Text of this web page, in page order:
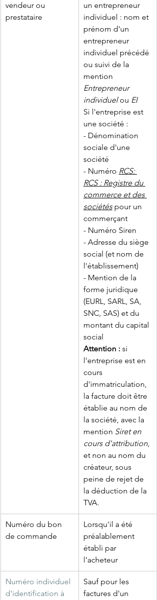
vendeur ou
prestataire
un entrepreneur
individuel : nom et
prénom d'un
entrepreneur
individuel précédé
ou suivi de la
mention
Entrepreneur
individuel ou EI
Si l'entreprise est
une société :
- Dénomination
sociale d'une
société
- Numéro RCS:
RCS : Registre du
commerce et des
sociétés pour un
commerçant
- Numéro Siren
- Adresse du siège
social (et nom de
l'établissement)
- Mention de la
forme juridique
(EURL, SARL, SA,
SNC, SAS) et du
montant du capital
social
Attention : si
l'entreprise est en
cours
d'immatriculation,
la facture doit être
établie au nom de
la société, avec la
mention Siret en
cours d'attribution,
et non au nom du
créateur, sous
peine de rejet de
la déduction de la
TVA.
Numéro du bon
de commande
Lorsqu'il a été
préalablement
établi par
l'acheteur
Numéro individuel
d'identification à
Sauf pour les
factures d'un